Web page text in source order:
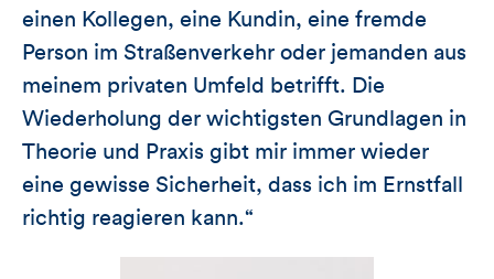
einen Kollegen, eine Kundin, eine fremde
Person im Straßenverkehr oder jemanden aus
meinem privaten Umfeld betrifft. Die
Wiederholung der wichtigsten Grundlagen in
Theorie und Praxis gibt mir immer wieder
eine gewisse Sicherheit, dass ich im Ernstfall
richtig reagieren kann.“